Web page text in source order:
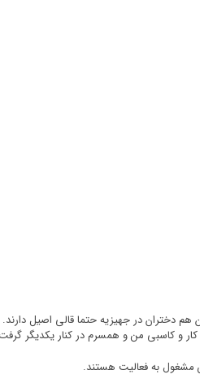
هم دختران در جهیزیه حتما قالی اصیل
و کاسبی من و همسرم در کنار یکدیگر